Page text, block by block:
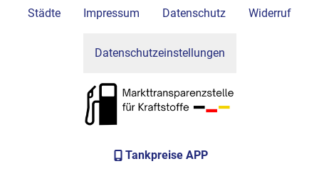
Städte Impressum Datenschutz Widerruf
Datenschutzeinstellungen
Tankpreise APP